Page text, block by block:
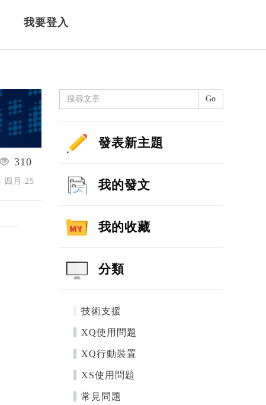
我要登入
310
四月 25
Go
發表新主題
我的發文
我的收藏
分類
技術支援
XQ使用問題
XQ行動裝置
XS使用問題
常見問題